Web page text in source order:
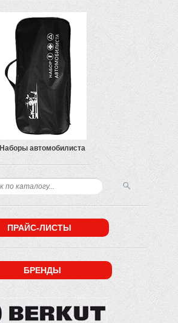
Наборы автомобилиста
ПРАЙС-ЛИСТЫ
БРЕНДЫ